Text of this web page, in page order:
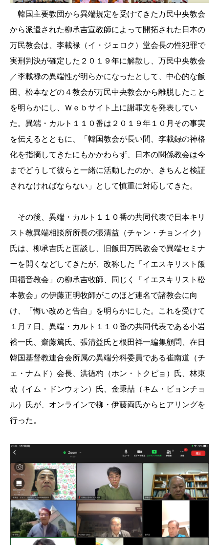
韓国主要教団から異端規定を受けてきた万民中央教会
から派遣された柳承吉宣教師によって開拓された日本の
万民教会は、李載禄（イ・ジェロク）堂会長の性犯罪で
実刑判決が確定した ２０１９ 年に解散し、万民中央教会
／李載禄の異端性が明らかになったとして、中心的な飯
田、松本などの４教会が万民中央教会から離脱したこと
を明らかにし、 Ｗｅｂ サイト上に謝罪文を発表してい
た。異端・カルト １１０番は ２０１９ 年 １０ 月その事実
を伝えるとともに、「韓国教会が長い間、李載録の神格
化を指摘してきたにもかかわらず、日本の関係教会は今
までどうして彼らと一緒に活動したのか、きちんと検証
されなければならない」として慎重に対応してきた。
その後、異端・カルト １１０番の共同代表で日本キリ
スト教異端相談所所長の張清益（チャン・チョンイク）
氏は、柳承吉氏と面談し、旧飯田万民教会で異端セミナ
ーを開くなどしてきたが、改称した「イエスキリスト飯
田福音教会」の柳承吉牧師、同じく「イエスキリスト松
本教会」の伊藤正明牧師がこのほど連名で諸教会に向
け、「悔い改めと告白」を明らかにした。これを受けて
１月７日、異端・カルト １１０番の共同代表である小岩
裕一氏、齋藤篤氏、張清益氏と根田祥一編集顧問、 在日
韓国基督教連合会所属の異端分科委員である崔南道（チ
ェ・ナムド）会長、洪徳杓（ホン・トクピョ）氏、林東
琥（イム・ドンウォン）氏、金秉喆（キム・ビョンチョ
ル）氏が、オンラインで柳・伊藤両氏からヒアリングを
行った。